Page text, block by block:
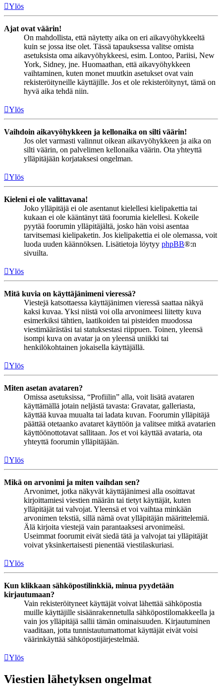
Ylös
Ajat ovat väärin!
On mahdollista, että näytetty aika on eri aikavyöhykkeeltä
kuin se jossa itse olet. Tässä tapauksessa valitse omista
asetuksista oma aikavyöhykkeesi, esim. Lontoo, Pariisi, New
York, Sidney, jne. Huomaathan, että aikavyöhykkeen
vaihtaminen, kuten monet muutkin asetukset ovat vain
rekisteröityneille käyttäjille. Jos et ole rekisteröitynyt, tämä on
hyvä aika tehdä niin.
Ylös
Vaihdoin aikavyöhykkeen ja kellonaika on silti väärin!
Jos olet varmasti valinnut oikean aikavyöhykkeen ja aika on
silti väärin, on palvelimen kellonaika väärin. Ota yhteyttä
ylläpitäjään korjataksesi ongelman.
Ylös
Kieleni ei ole valittavana!
Joko ylläpitäjä ei ole asentanut kielellesi kielipakettia tai
kukaan ei ole kääntänyt tätä foorumia kielellesi. Kokeile
pyytää foorumin ylläpitäjältä, josko hän voisi asentaa
tarvitsemasi kielipaketin. Jos kielipakettia ei ole olemassa, voit
luoda uuden käännöksen. Lisätietoja löytyy phpBB®:n
sivuilta.
Ylös
Mitä kuvia on käyttäjänimeni vieressä?
Viestejä katsottaessa käyttäjänimen vieressä saattaa näkyä
kaksi kuvaa. Yksi niistä voi olla arvonimeesi liitetty kuva
esimerkiksi tähtien, laatikoiden tai pisteiden muodossa
viestimäärästäsi tai statuksestasi riippuen. Toinen, yleensä
isompi kuva on avatar ja on yleensä uniikki tai
henkilökohtainen jokaisella käyttäjällä.
Ylös
Miten asetan avataren?
Omissa asetuksissa, “Profiilin” alla, voit lisätä avataren
käyttämällä jotain neljästä tavasta: Gravatar, galleriasta,
käyttää kuvaa muualta tai ladata kuvan. Foorumin ylläpitäjä
päättää otetaanko avataret käyttöön ja valitsee mitkä avatarien
käyttöönottotavat sallitaan. Jos et voi käyttää avataria, ota
yhteyttä foorumin ylläpitäjään.
Ylös
Mikä on arvonimi ja miten vaihdan sen?
Arvonimet, jotka näkyvät käyttäjänimesi alla osoittavat
kirjoittamiesi viestien määrän tai tietyt käyttäjät, kuten
ylläpitäjät tai valvojat. Yleensä et voi vaihtaa minkään
arvonimen tekstiä, sillä nämä ovat ylläpitäjän määrittelemiä.
Älä kirjoita viestejä vain parantaaksesi arvonimeäsi.
Useimmat foorumit eivät siedä tätä ja valvojat tai ylläpitäjät
voivat yksinkertaisesti pienentää viestilaskuriasi.
Ylös
Kun klikkaan sähköpostilinkkiä, minua pyydetään
kirjautumaan?
Vain rekisteröityneet käyttäjät voivat lähettää sähköpostia
muille käyttäjille sisäänrakennetulla sähköpostilomakkeella ja
vain jos ylläpitäjä sallii tämän ominaisuuden. Kirjautuminen
vaaditaan, jotta tunnistautumattomat käyttäjät eivät voisi
väärinkäyttää sähköpostijärjestelmää.
Ylös
Viestien lähetyksen ongelmat